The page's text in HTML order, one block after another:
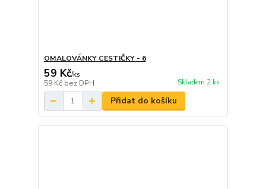
OMALOVÁNKY CESTIČKY - 6
59 Kč/ks
59 Kč bez DPH Skladem 2 ks
Přidat do košíku